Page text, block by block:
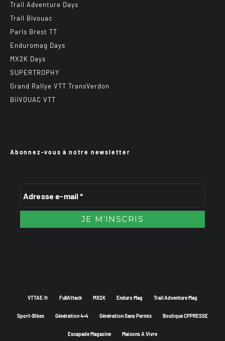
Trail Adventure Days
Trail Bivouac
Paris Brest TT
Enduromag Days
MX2K Days
SUPERTROPHY
Grand Rallye VTT TransVerdon
BiiVOUAC VTT
Abonnez-vous à notre newsletter
VTTAE.fr FullAttack MX2K Enduro Mag Trail Adventure Mag
Sport-Bikes Génération 4×4 Génération Sans Permis Boutique CPPRESSE
Escapade Magazine Maisons A Vivre